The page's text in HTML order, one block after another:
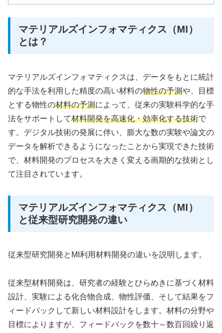
マテリアルズインフォマティクス（MI）
とは？
マテリアルズインフォマティクスは、データをもとに統計
的な手法を利用した精度の高い材料の物性の予測や、目標
とする物性の材料の予測によって、従来の実験科学的な手
法をサポートして材料開発を高速化・効率化する技術で
す。デジタル技術の発展に伴い、膨大な数の実験や論文の
データを解析できるようになったことから実現できた技術
で、材料開発のプロセスを大きく変える画期的な技術とし
て注目されています。
マテリアルズインフォマティクス（MI）
と従来型研究開発の違い
従来型研究開発とMI利用材料開発の違いを説明します。
従来型材料開発は、研究者の経験とひらめきに基づく材料
設計、実験による化合物合成、物性評価、そして結果をフ
ィードバックして新しい材料設計をします。材料の分野や
目標によりますが、フィードバックを数十～数百回繰り返